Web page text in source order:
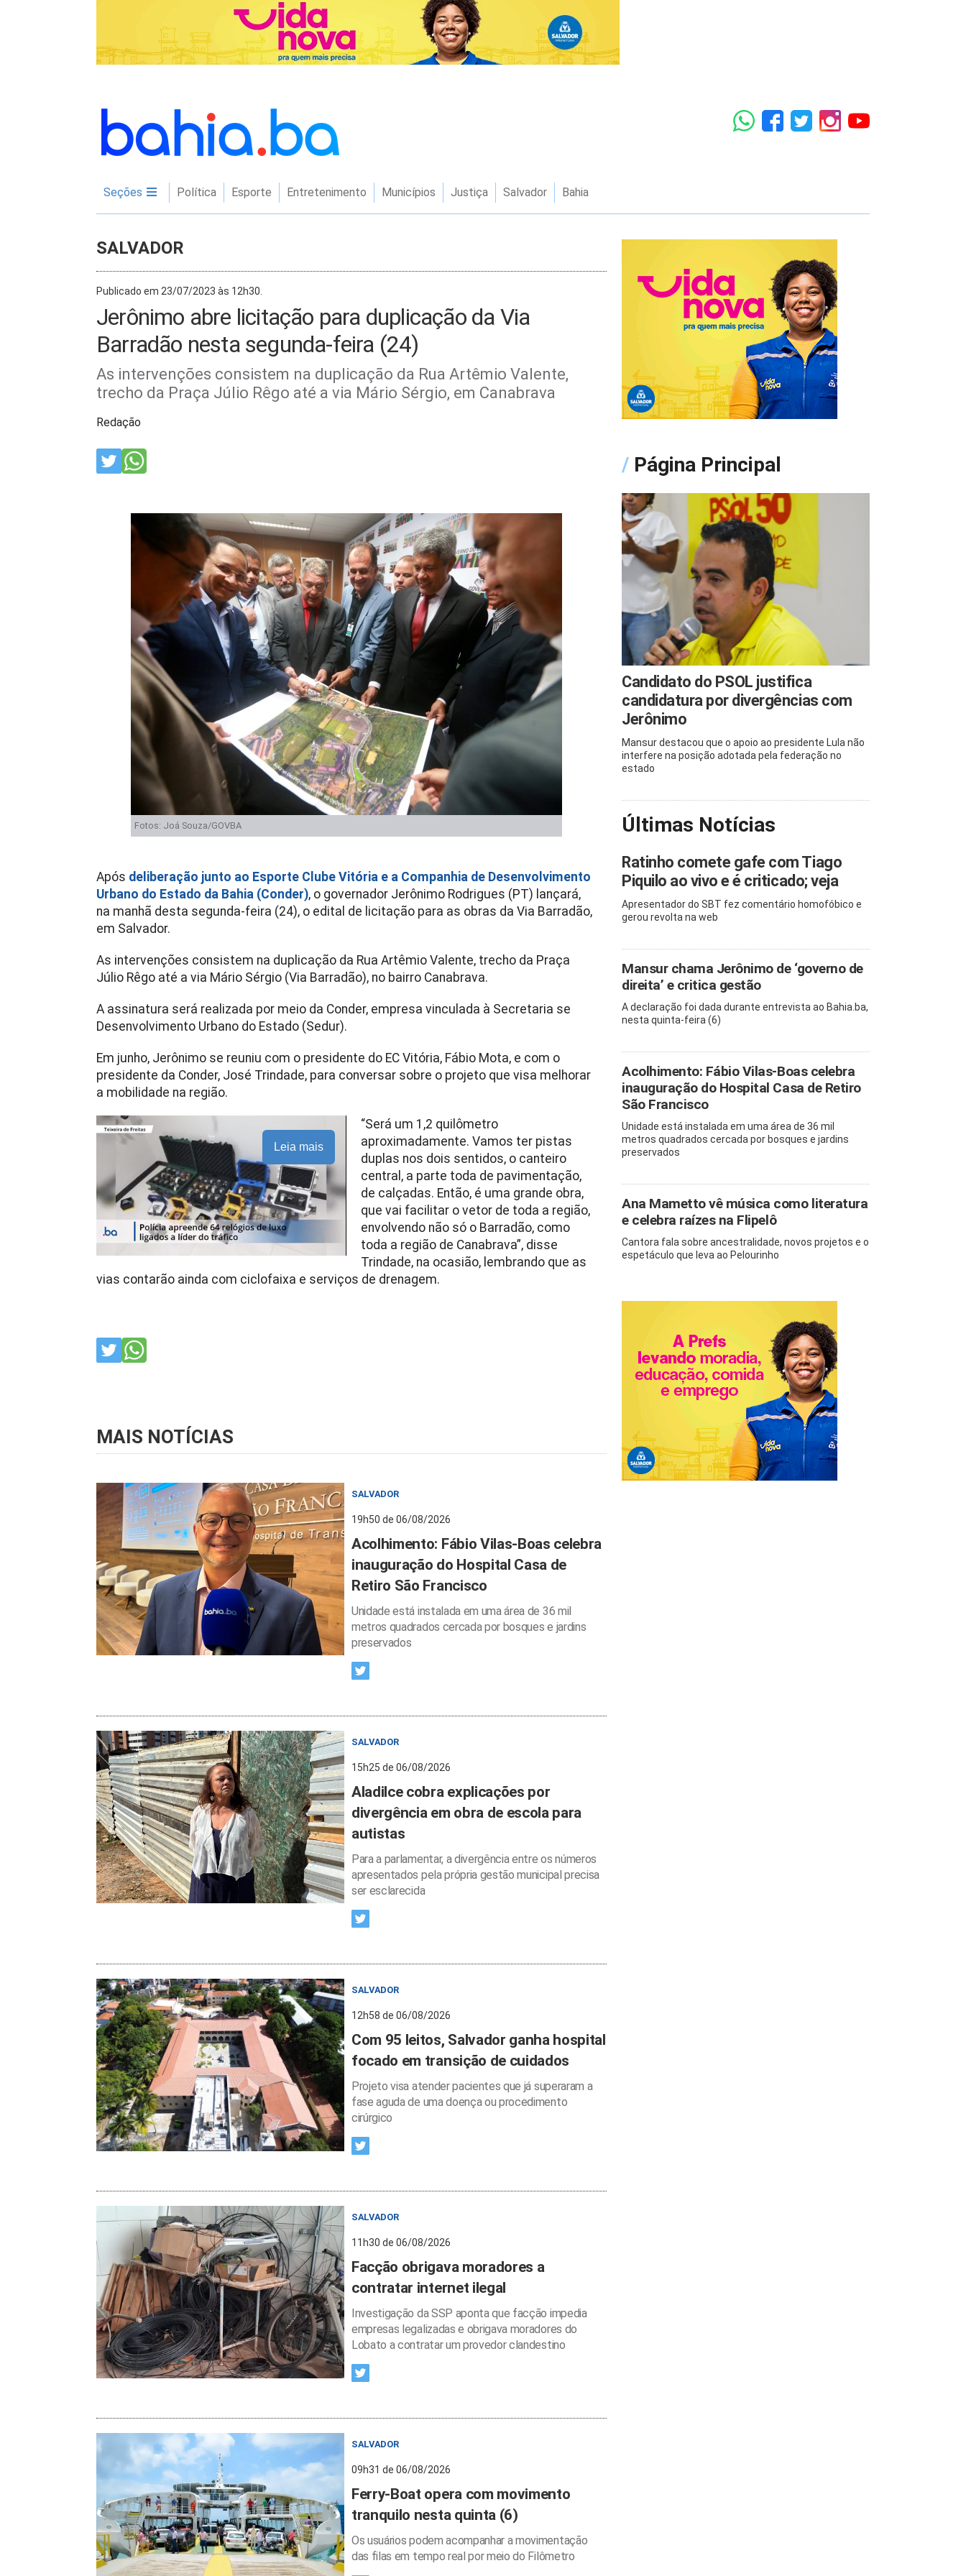
Seções Política Esporte Entretenimento Municípios Justiça Salvador Bahia
SALVADOR
Publicado em 23/07/2023 às 12h30.
Jerônimo abre licitação para duplicação da Via
Barradão nesta segunda-feira (24)
As intervenções consistem na duplicação da Rua Artêmio Valente,
trecho da Praça Júlio Rêgo até a via Mário Sérgio, em Canabrava
Redação
Fotos: Joá Souza/GOVBA
Após deliberação junto ao Esporte Clube Vitória e a Companhia de Desenvolvimento
Urbano do Estado da Bahia (Conder), o governador Jerônimo Rodrigues (PT) lançará,
na manhã desta segunda-feira (24), o edital de licitação para as obras da Via Barradão,
em Salvador.
As intervenções consistem na duplicação da Rua Artêmio Valente, trecho da Praça
Júlio Rêgo até a via Mário Sérgio (Via Barradão), no bairro Canabrava.
A assinatura será realizada por meio da Conder, empresa vinculada à Secretaria se
Desenvolvimento Urbano do Estado (Sedur).
Em junho, Jerônimo se reuniu com o presidente do EC Vitória, Fábio Mota, e com o
presidente da Conder, José Trindade, para conversar sobre o projeto que visa melhorar
a mobilidade na região.
Leia mais
“Será um 1,2 quilômetro
aproximadamente. Vamos ter pistas
duplas nos dois sentidos, o canteiro
central, a parte toda de pavimentação,
de calçadas. Então, é uma grande obra,
que vai facilitar o vetor de toda a região,
envolvendo não só o Barradão, como
toda a região de Canabrava”, disse
Trindade, na ocasião, lembrando que as
vias contarão ainda com ciclofaixa e serviços de drenagem.
MAIS NOTÍCIAS
SALVADOR
19h50 de 06/08/2026
Acolhimento: Fábio Vilas-Boas celebra
inauguração do Hospital Casa de
Retiro São Francisco
Unidade está instalada em uma área de 36 mil
metros quadrados cercada por bosques e jardins
preservados
SALVADOR
15h25 de 06/08/2026
Aladilce cobra explicações por
divergência em obra de escola para
autistas
Para a parlamentar, a divergência entre os números
apresentados pela própria gestão municipal precisa
ser esclarecida
SALVADOR
12h58 de 06/08/2026
Com 95 leitos, Salvador ganha hospital
focado em transição de cuidados
Projeto visa atender pacientes que já superaram a
fase aguda de uma doença ou procedimento
cirúrgico
SALVADOR
11h30 de 06/08/2026
Facção obrigava moradores a
contratar internet ilegal
Investigação da SSP aponta que facção impedia
empresas legalizadas e obrigava moradores do
Lobato a contratar um provedor clandestino
SALVADOR
09h31 de 06/08/2026
Ferry-Boat opera com movimento
tranquilo nesta quinta (6)
Os usuários podem acompanhar a movimentação
das filas em tempo real por meio do Filômetro
/ Página Principal
Candidato do PSOL justifica
candidatura por divergências com
Jerônimo
Mansur destacou que o apoio ao presidente Lula não
interfere na posição adotada pela federação no
estado
Últimas Notícias
Ratinho comete gafe com Tiago
Piquilo ao vivo e é criticado; veja
Apresentador do SBT fez comentário homofóbico e
gerou revolta na web
Mansur chama Jerônimo de ‘governo de
direita’ e critica gestão
A declaração foi dada durante entrevista ao Bahia.ba,
nesta quinta-feira (6)
Acolhimento: Fábio Vilas-Boas celebra
inauguração do Hospital Casa de Retiro
São Francisco
Unidade está instalada em uma área de 36 mil
metros quadrados cercada por bosques e jardins
preservados
Ana Mametto vê música como literatura
e celebra raízes na Flipelô
Cantora fala sobre ancestralidade, novos projetos e o
espetáculo que leva ao Pelourinho